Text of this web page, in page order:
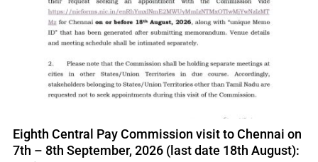
Eighth Central Pay Commission visit to Chennai on
7th – 8th September, 2026 (last date 18th August):